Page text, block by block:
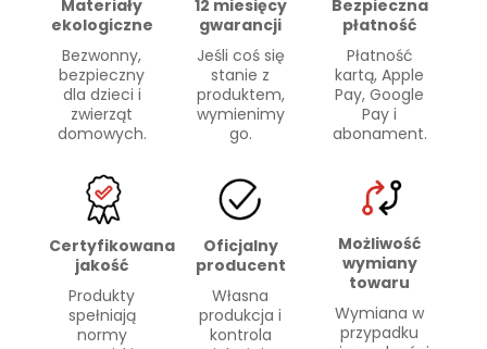
Materiały
ekologiczne
Bezwonny,
bezpieczny
dla dzieci i
zwierząt
domowych.
12 miesięcy
gwarancji
Jeśli coś się
stanie z
produktem,
wymienimy
go.
Bezpieczna
płatność
Płatność
kartą, Apple
Pay, Google
Pay i
abonament.
Certyfikowana
jakość
Produkty
spełniają
normy
Oficjalny
producent
Własna
produkcja i
kontrola
Możliwość
wymiany
towaru
Wymiana w
przypadku